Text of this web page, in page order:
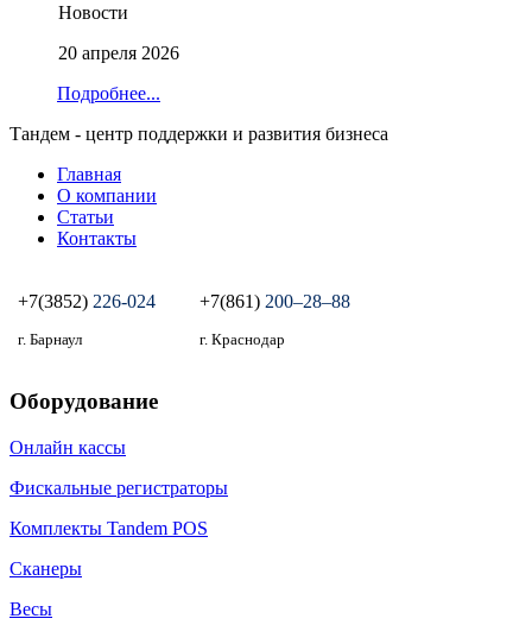
Новости
20 апреля 2026
Подробнее...
Тандем - центр поддержки и развития бизнеса
Главная
О компании
Статьи
Контакты
+7(3852) 226-024
г. Барнаул
+7(861) 200‒28‒88
г. Краснодар
Оборудование
Онлайн кассы
Фискальные регистраторы
Комплекты Tandem POS
Сканеры
Весы